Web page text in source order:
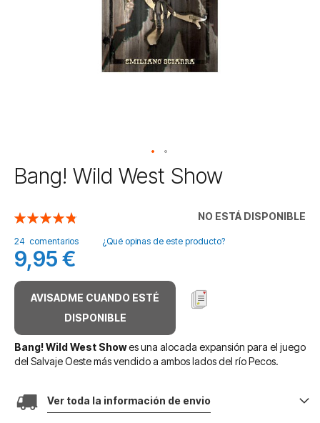
Saltar
al
de
la
galería
de
imágenes
Bang! Wild West Show
NO ESTÁ DISPONIBLE
Valoración:
24 comentarios ¿Qué opinas de este producto?
9,95 €
AVISADME CUANDO ESTÉ
DISPONIBLE
Bang! Wild West Showes una alocada expansión para el juego
del Salvaje Oeste más vendido a ambos lados del río Pecos.
Ver toda la información de envio